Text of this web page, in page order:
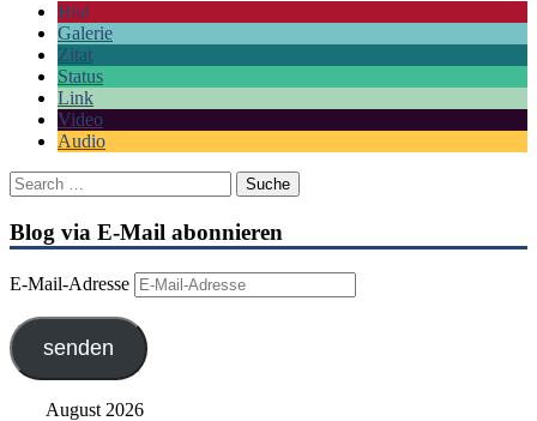
Bild
Galerie
Zitat
Status
Link
Video
Audio
Blog via E-Mail abonnieren
E-Mail-Adresse
senden
August 2026